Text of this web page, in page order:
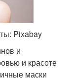
Pixabay
и
и красоте
маски